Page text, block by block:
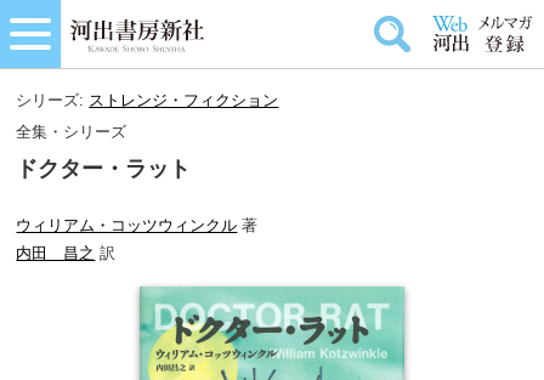
シリーズ: ストレンジ・フィクション
全集・シリーズ
ドクター・ラット
ウィリアム・コッツウィンクル 著
内田 昌之 訳